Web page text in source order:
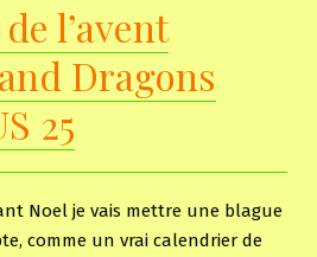
l’avent
Dragons
25
Noel je vais mettre une blague
comme un vrai calendrier de